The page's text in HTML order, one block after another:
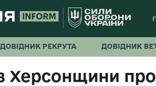
ДОВІДНИК РЕКРУТА ДОВІДНИК
Херсонщини